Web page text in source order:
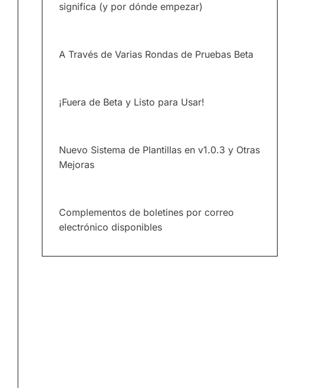
significa (y por dónde empezar)
A Través de Varias Rondas de Pruebas Beta
¡Fuera de Beta y Listo para Usar!
Nuevo Sistema de Plantillas en v1.0.3 y Otras
Mejoras
Complementos de boletines por correo
electrónico disponibles